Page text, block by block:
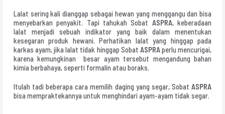
Lalat sering kali dianggap sebagai hewan yang menggangu dan bisa
menyebarkan penyakit. Tapi tahukah Sobat ASPRA, keberadaan
lalat menjadi sebuah indikator yang baik dalam menentukan
kesegaran produk hewani. Perhatikan lalat yang hinggap pada
karkas ayam, jika lalat tidak hinggap Sobat ASPRAperlu mencurigai,
karena kemungkinan besar ayam tersebut mengandung bahan
kimia berbahaya, seperti formalin atau boraks.
Itulah tadi beberapa cara memilih daging yang segar, SobatASPRA
bisa mempraktekannya untuk menghindari ayam-ayam tidak segar.